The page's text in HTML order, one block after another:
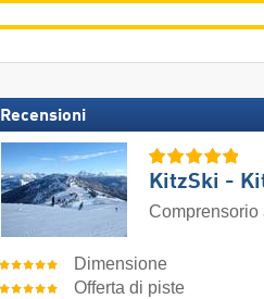
Recensioni
KitzSki -
Comprensorio
Dimensione
Offerta di piste